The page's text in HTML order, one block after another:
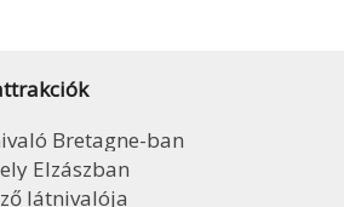
Bretagne-ban
Elzászban
látnivalója